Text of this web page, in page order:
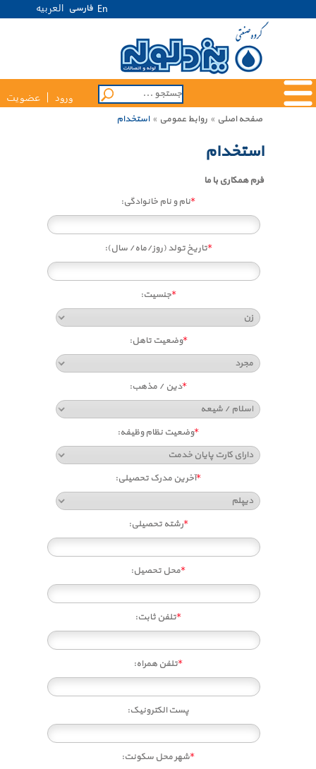
En فارسی العربیه
ورود عضویت
صفحه اصلی » روابط عمومی » استخدام
استخدام
فرم همکاری با ما
*نام و نام خانوادگی:
*تاریخ تولد (روز/ماه/ سال):
*جنسیت:
*وضعیت تاهل:
*دین / مذهب:
*وضعيت نظام وظيفه:
*آخرین مدرک تحصیلی:
*رشته تحصیلی:
*محل تحصیل:
*تلفن ثابت:
*تلفن همراه:
پست الکترونیک:
*شهر محل سکونت: